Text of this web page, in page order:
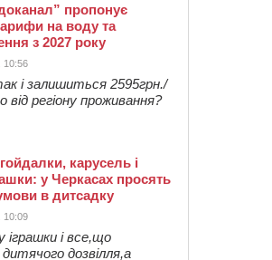
пропонує
на воду та
з 2027 року
і залишиться 2595грн./
від регіону проживання?
карусель і
у Черкасах просять
в дитсадку
іграшки і все,що
дозвілля,а